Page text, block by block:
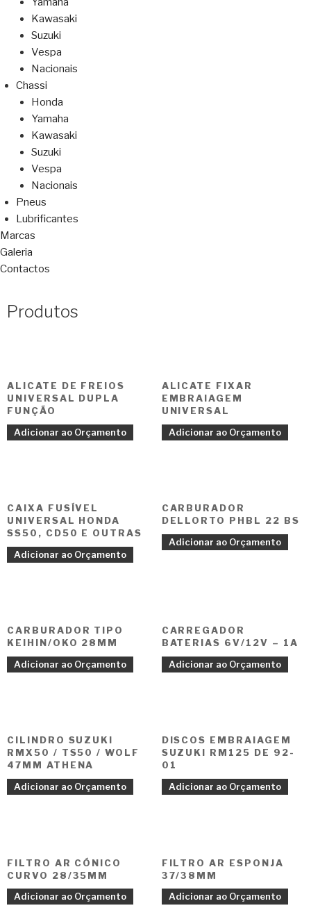
Kawasaki
Suzuki
Vespa
Nacionais
Chassi
Honda
Yamaha
Kawasaki
Suzuki
Vespa
Nacionais
Pneus
Lubrificantes
Marcas
Galeria
Contactos
Produtos
ALICATE DE FREIOS
UNIVERSAL DUPLA
FUNÇÃO
Adicionar ao Orçamento
ALICATE FIXAR
EMBRAIAGEM
UNIVERSAL
Adicionar ao Orçamento
CAIXA FUSÍVEL
UNIVERSAL HONDA
SS50, CD50 E OUTRAS
Adicionar ao Orçamento
CARBURADOR
DELLORTO PHBL 22 BS
Adicionar ao Orçamento
CARBURADOR TIPO
KEIHIN/OKO 28MM
Adicionar ao Orçamento
CARREGADOR
BATERIAS 6V/12V – 1A
Adicionar ao Orçamento
CILINDRO SUZUKI
RMX50 / TS50 / WOLF
47MM ATHENA
Adicionar ao Orçamento
DISCOS EMBRAIAGEM
SUZUKI RM125 DE 92-
01
Adicionar ao Orçamento
FILTRO AR CÓNICO
CURVO 28/35MM
Adicionar ao Orçamento
FILTRO AR ESPONJA
37/38MM
Adicionar ao Orçamento